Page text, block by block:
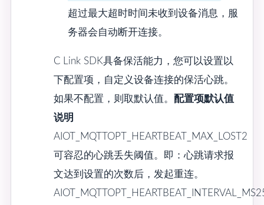
超过最大超时时间未收到设备消息，服
务器会自动断开连接。
C Link SDK具备保活能力，您可以设置以
下配置项，自定义设备连接的保活心跳。
如果不配置，则取默认值。 配置项默认值
说明
AIOT_MQTTOPT_HEARTBEAT_MAX_LOST2
可容忍的心跳丢失阈值。即：心跳请求报
文达到设置的次数后，发起重连。